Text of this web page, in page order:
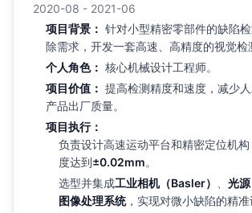
2020-08 - 2021-06
项目背景： 针对小型精密零部件的缺陷
除需求，开发一套高速、高精度的视觉检
个人角色： 核心机械设计工程师。
项目价值： 提高检测精度和速度，减少
产品出厂质量。
项目执行：
负责设计高速运动平台和精密定位机
度达到±0.02mm。
选型并集成工业相机（Basler） 光
图像处理系统，实现对微小缺陷的精准